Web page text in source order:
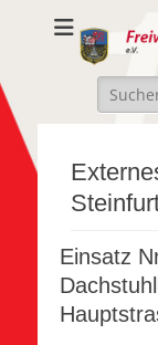
Freiwillige
Suche
nach:
Einsatz